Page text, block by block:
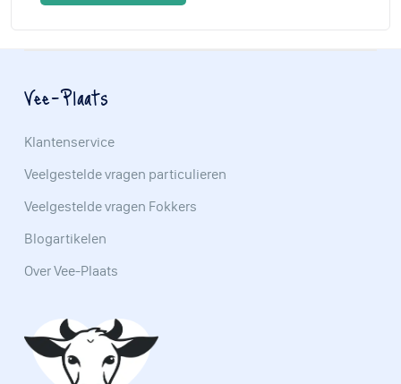
Vee-Plaats
Klantenservice
Veelgestelde vragen particulieren
Veelgestelde vragen Fokkers
Blogartikelen
Over Vee-Plaats